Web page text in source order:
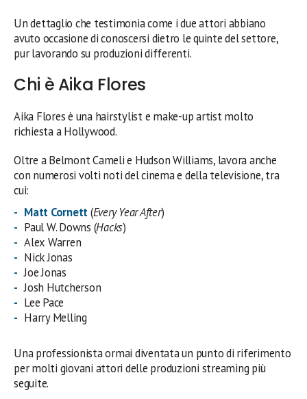
Un dettaglio che testimonia come i due attori abbiano
avuto occasione di conoscersi dietro le quinte del settore,
pur lavorando su produzioni differenti.
Chi è Aika Flores
Aika Flores è una hairstylist e make-up artist molto
richiesta a Hollywood.
Oltre a Belmont Cameli e Hudson Williams, lavora anche
con numerosi volti noti del cinema e della televisione, tra
cui:
Matt Cornett(Every Year After)
Paul W. Downs (Hacks)
Alex Warren
Nick Jonas
Joe Jonas
Josh Hutcherson
Lee Pace
Harry Melling
Una professionista ormai diventata un punto di riferimento
per molti giovani attori delle produzioni streaming più
seguite.